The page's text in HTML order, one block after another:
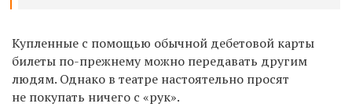
Купленные с помощью обычной дебетовой карты
билеты по-прежнему можно передавать другим
людям. Однако в театре настоятельно просят
не покупать ничего с «рук».